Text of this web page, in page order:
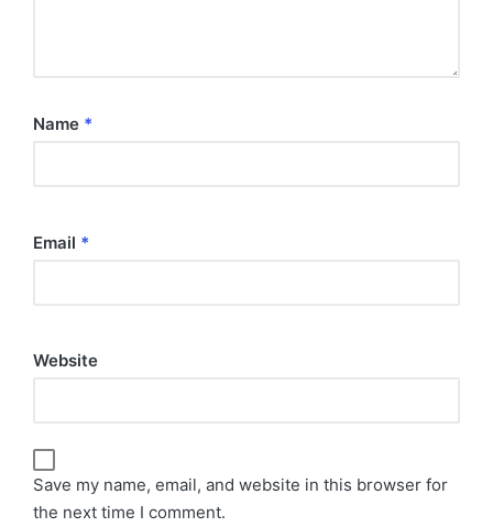
Name *
Email *
Website
Save my name, email, and website in this browser for
the next time I comment.